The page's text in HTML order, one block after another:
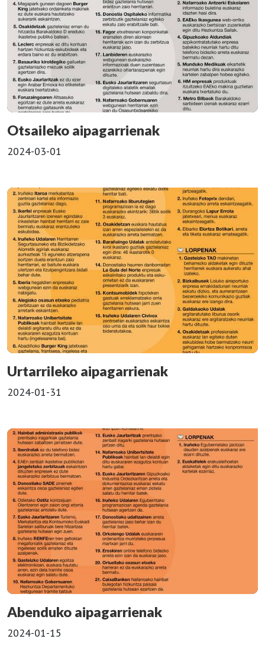
Otsaileko aipagarrienak
2024-03-01
Urtarrileko aipagarrienak
2024-01-31
Abenduko aipagarrienak
2024-01-15